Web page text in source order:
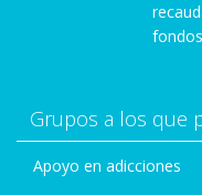
Grupos a los que
Apoyo en adicciones